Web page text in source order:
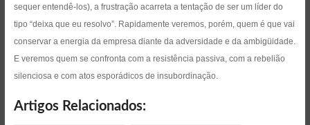
sequer entendê-los), a frustração acarreta a tentação de ser um líder do
tipo “deixa que eu resolvo”. Rapidamente veremos, porém, quem é que vai
conservar a energia da empresa diante da adversidade e da ambigüidade.
E veremos quem se confronta com a resistência passiva, com a rebelião
silenciosa e com atos esporádicos de insubordinação.
Artigos Relacionados: